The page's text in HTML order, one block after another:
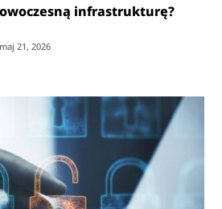
infrastrukturę?
maj 21, 2026